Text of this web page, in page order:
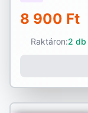
8 900 Ft
Raktáron:2 db